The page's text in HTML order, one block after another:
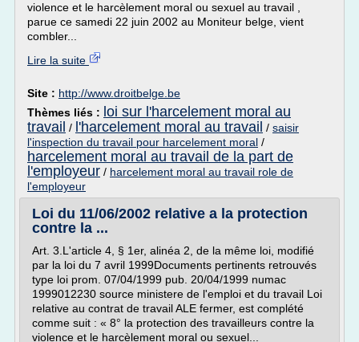
violence et le harcèlement moral ou sexuel au travail ,
parue ce samedi 22 juin 2002 au Moniteur belge, vient
combler...
Lire la suite
Site : http://www.droitbelge.be
Thèmes liés : loi sur l'harcelement moral au
travail / l'harcelement moral au travail / saisir
l'inspection du travail pour harcelement moral /
harcelement moral au travail de la part de
l'employeur / harcelement moral au travail role de
l'employeur
Loi du 11/06/2002 relative a la protection
contre la ...
Art. 3.L'article 4, § 1er, alinéa 2, de la même loi, modifié
par la loi du 7 avril 1999Documents pertinents retrouvés
type loi prom. 07/04/1999 pub. 20/04/1999 numac
1999012230 source ministere de l'emploi et du travail Loi
relative au contrat de travail ALE fermer, est complété
comme suit : « 8° la protection des travailleurs contre la
violence et le harcèlement moral ou sexuel...